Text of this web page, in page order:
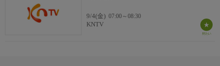
9/4(金) 07:00～08:30
KNTV